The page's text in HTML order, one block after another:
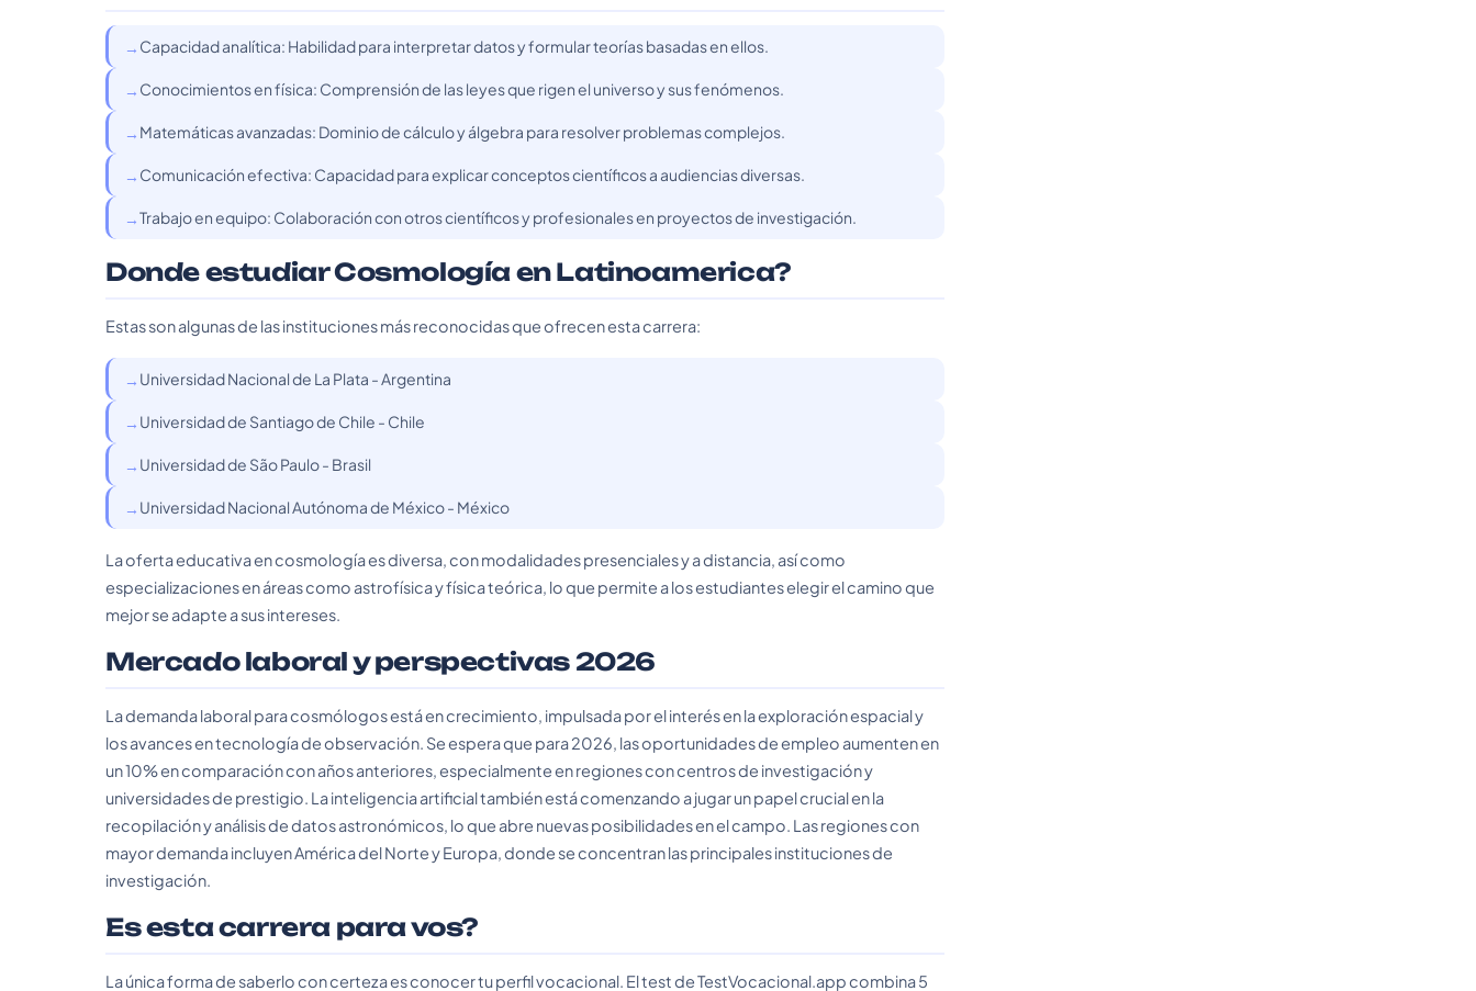
Capacidad analítica: Habilidad para interpretar datos y formular teorías basadas en ellos.
Conocimientos en física: Comprensión de las leyes que rigen el universo y sus fenómenos.
Matemáticas avanzadas: Dominio de cálculo y álgebra para resolver problemas complejos.
Comunicación efectiva: Capacidad para explicar conceptos científicos a audiencias diversas.
Trabajo en equipo: Colaboración con otros científicos y profesionales en proyectos de investigación.
Donde estudiar Cosmología en Latinoamerica?
Estas son algunas de las instituciones más reconocidas que ofrecen esta carrera:
Universidad Nacional de La Plata - Argentina
Universidad de Santiago de Chile - Chile
Universidad de São Paulo - Brasil
Universidad Nacional Autónoma de México - México
La oferta educativa en cosmología es diversa, con modalidades presenciales y a distancia, así como
especializaciones en áreas como astrofísica y física teórica, lo que permite a los estudiantes elegir el camino que
mejor se adapte a sus intereses.
Mercado laboral y perspectivas 2026
La demanda laboral para cosmólogos está en crecimiento, impulsada por el interés en la exploración espacial y
los avances en tecnología de observación. Se espera que para 2026, las oportunidades de empleo aumenten en
un 10% en comparación con años anteriores, especialmente en regiones con centros de investigación y
universidades de prestigio. La inteligencia artificial también está comenzando a jugar un papel crucial en la
recopilación y análisis de datos astronómicos, lo que abre nuevas posibilidades en el campo. Las regiones con
mayor demanda incluyen América del Norte y Europa, donde se concentran las principales instituciones de
investigación.
Es esta carrera para vos?
La única forma de saberlo con certeza es conocer tu perfil vocacional. El test de TestVocacional.app combina 5